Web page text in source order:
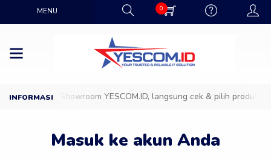
MENU 0
Datang ke Showroom YESCOM.ID, langsung cek & pilih produk
Masuk ke akun Anda